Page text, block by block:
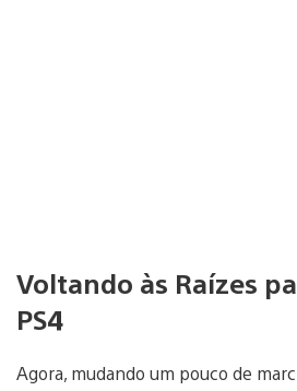
Voltando às Raízes
PS4
Agora, mudando um pouco de